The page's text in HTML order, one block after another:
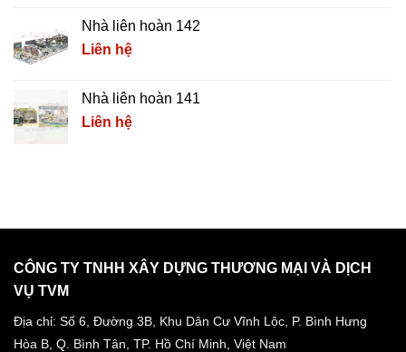
Nhà liên hoàn 142
Liên hệ
Nhà liên hoàn 141
Liên hệ
CÔNG TY TNHH XÂY DỰNG THƯƠNG MẠI VÀ DỊCH
VỤ TVM
Địa chỉ: Số 6, Đường 3B, Khu Dân Cư Vĩnh Lộc, P. Bình Hưng
Hòa B, Q. Bình Tân, TP. Hồ Chí Minh, Việt Nam